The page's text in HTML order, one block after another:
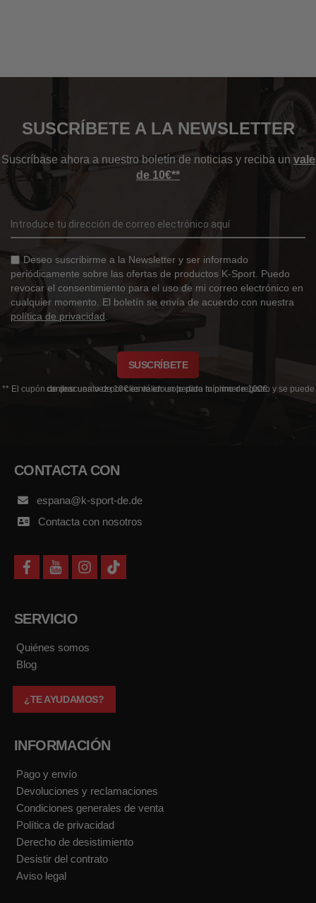
SUSCRÍBETE A LA NEWSLETTER
Suscríbase ahora a nuestro boletín de noticias y reciba un vale
de 10€**
Deseo suscribirme a la Newsletter y ser informado
periódicamente sobre las ofertas de productos K-Sport. Puedo
revocar el consentimiento para el uso de mi correo electrónico en
cualquier momento. El boletín se envía de acuerdo con nuestra
política de privacidad.
SUSCRÍBETE
** El cupón de descuento de 10€ es válido solo para tu primer registro y se puede canjear una vez por cliente en un pedido mínimo de 100€.
CONTACTA CON
espana@k-sport-de.de
Contacta con nosotros
f
a
b
o
k
y
o
u
b
i
n
m
t
i
SERVICIO
Quiénes somos
Blog
¿TE AYUDAMOS?
INFORMACIÓN
Pago y envío
Devoluciones y reclamaciones
Condiciones generales de venta
Política de privacidad
Derecho de desistimiento
Desistir del contrato
Aviso legal